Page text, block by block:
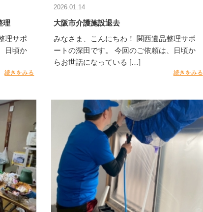
理
理サポ
日頃か
続きをみる
2026.01.14
大阪市介護施設退去
みなさま、こんにちわ！ 関西遺品整理サポ
ートの深田です。 今回のご依頼は、日頃か
らお世話になっている […]
続きをみる